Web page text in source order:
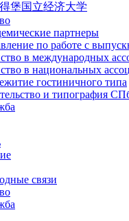
堡国立经济大学
партнеры
по работе с
в международных
в национальных
гостиничного типа
и типография
связи